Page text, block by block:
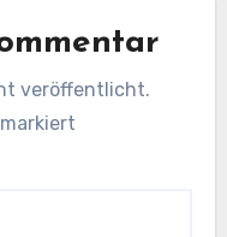
veröffentlicht.
markiert